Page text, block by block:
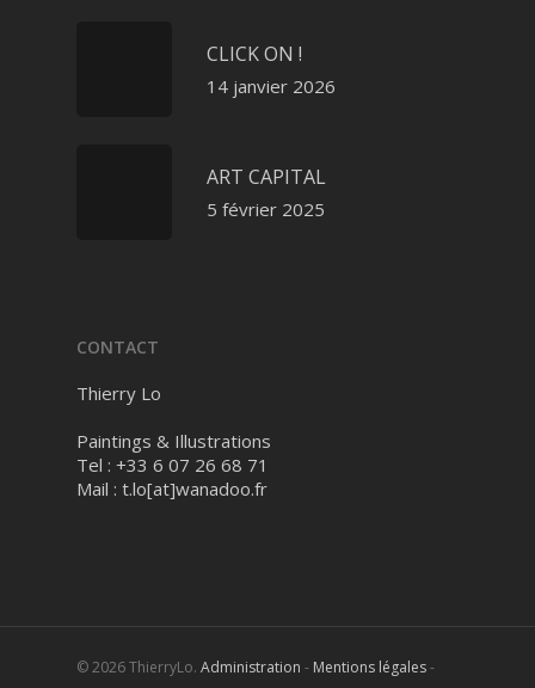
CLICK ON !
14 janvier 2026
ART CAPITAL
5 février 2025
CONTACT
Thierry Lo
Paintings & Illustrations
Tel : +33 6 07 26 68 71
Mail : t.lo[at]wanadoo.fr
© 2026 ThierryLo. Administration - Mentions légales-